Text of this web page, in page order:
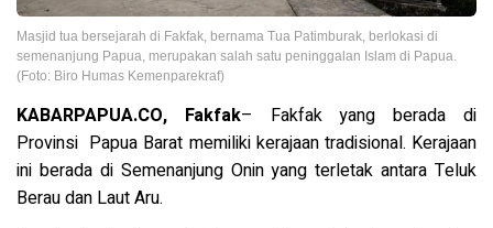
Masjid tua bersejarah di Fakfak, bernama Tua Patimburak, berlokasi di
semenanjung Papua, merupakan salah satu peninggalan Islam di Papua.
(Foto: Biro Humas Kemenparekraf)
KABARPAPUA.CO, Fakfak– Fakfak yang berada di
Provinsi Papua Barat memiliki kerajaan tradisional. Kerajaan
ini berada di Semenanjung Onin yang terletak antara Teluk
Berau dan Laut Aru.